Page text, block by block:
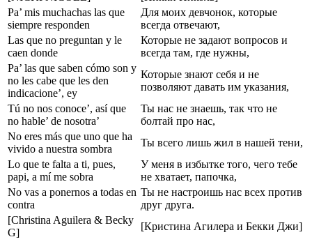
Pa’ mis muchachas las que
siempre responden
Для моих девчонок, которые
всегда отвечают,
Las que no preguntan y le
caen donde
Которые не задают вопросов и
всегда там, где нужны,
Pa’ las que saben cómo son y
no les cabe que les den
indicacione’, ey
Которые знают себя и не
позволяют давать им указания,
Tú no nos conoce’, así que
no hable’ de nosotra’
Ты нас не знаешь, так что не
болтай про нас,
No eres más que uno que ha
vivido a nuestra sombra
Ты всего лишь жил в нашей тени,
Lo que te falta a ti, pues,
papi, a mí me sobra
У меня в избытке того, чего тебе
не хватает, папочка,
No vas a ponernos a todas en
contra
Ты не настроишь нас всех против
друг друга.
[Christina Aguilera & Becky
G]
[Кристина Агилера и Бекки Джи]